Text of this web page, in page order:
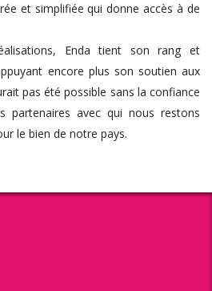
et simplifiée qui donne accès à de
Enda tient son rang et
encore plus son soutien aux
pas été possible sans la confiance
avec qui nous restons
le bien de notre pays.